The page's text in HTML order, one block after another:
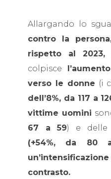
Allargando lo
contro la
rispetto al 2023,
colpisce
verso le donne (i
dell’8%, da 117 a
vittime uomini
67 a 59) e delle
(+54%, da 80
contrasto.